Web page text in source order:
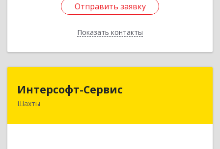
Отправить заявку
Показать контакты
Отправить заявку
Назад
Интерсофт-Сервис
Шахты
346480, Ростовская обл, Шахты г, Советская ул,